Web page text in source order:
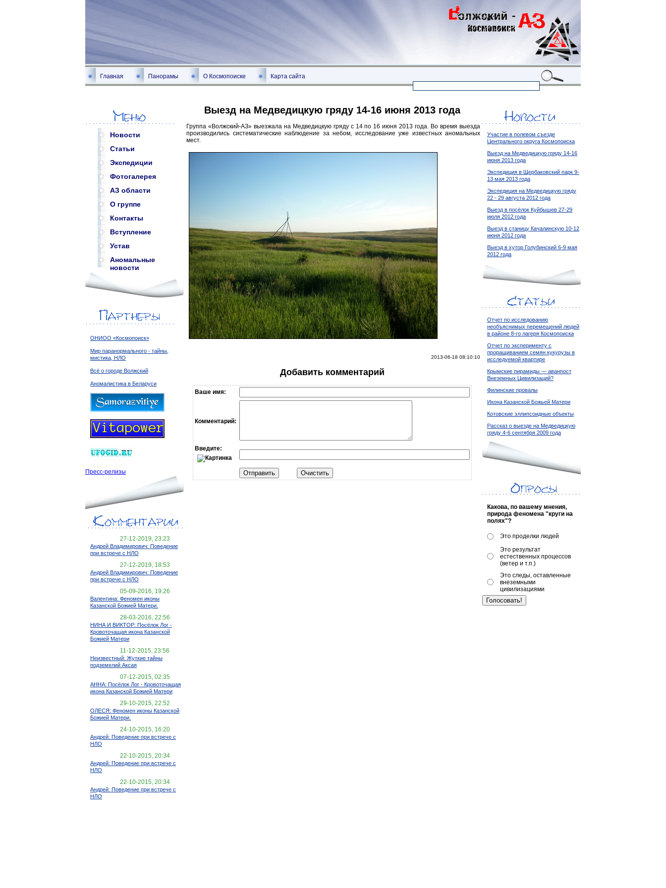
Главная Панорамы О Космопоиске Карта сайта
Новости
Статьи
Экспедиции
Фотогалерея
АЗ области
О группе
Контакты
Вступление
Устав
Аномальные
новости
ОНИОО «Космопоиск»
Мир паранормального - тайны,
мистика, НЛО
Всё о городе Волжский
Аномалистика в Беларуси
Пресс-релизы
27-12-2019, 23:23
Андрей Владимирович: Поведение
при встрече с НЛО
27-12-2019, 18:53
Андрей Владимирович: Поведение
при встрече с НЛО
05-09-2016, 19:26
Валентина: Феномен иконы
Казанской Божией Матери.
28-03-2016, 22:56
НИНА И ВИКТОР: Посёлок Лог -
Кровоточащая икона Казанской
Божией Матери
11-12-2015, 23:56
Неизвестный: Жуткие тайны
подземелий Аксая
07-12-2015, 02:35
АННА: Посёлок Лог - Кровоточащая
икона Казанской Божией Матери
29-10-2015, 22:52
ОЛЕСЯ: Феномен иконы Казанской
Божией Матери.
24-10-2015, 16:20
Андрей: Поведение при встрече с
НЛО
22-10-2015, 20:34
Андрей: Поведение при встрече с
НЛО
22-10-2015, 20:34
Андрей: Поведение при встрече с
НЛО
Выезд на Медведицкую гряду 14-16 июня 2013 года
Группа «Волжский-АЗ» выезжала на Медведицкую гряду с 14 по 16 июня 2013 года. Во время выезда
производились систематические наблюдение за небом, исследование уже известных аномальных
мест.
2013-06-18 08:10:10
Добавить комментарий
Ваше имя:
Комментарий:
Введите:
Участие в полевом съезде
Центрального округа Космопоиска
Выезд на Медведицкую гряду 14-16
июня 2013 года
Экспедиция в Щербаковский парк 9-
13 мая 2013 года
Экспедиция на Медведицкую гряду
22 - 29 августа 2012 года
Выезд в посёлок Куйбышев 27-29
июля 2012 года
Выезд в станицу Качалинскую 10-12
июня 2012 года
Выезд в хутор Голубинский 6-9 мая
2012 года
Отчет по исследованию
необъяснимых перемещений людей
в районе 8-го лагеря Космопоиска
Отчет по эксперименту с
проращиванием семян кукурузы в
исследуемой квартире
Крымские пирамиды — аванпост
Внеземных Цивилизаций?
Филинские провалы
Икона Казанской Божьей Матери
Котовские эллипсоидные объекты
Рассказ о выезде на Медведицкую
гряду 4-6 сентября 2009 года
Какова, по вашему мнения,
природа феномена "круги на
полях"?
Это проделки людей
Это результат
естественных процессов
(ветер и т.п.)
Это следы, оставленные
внеземными
цивилизациями